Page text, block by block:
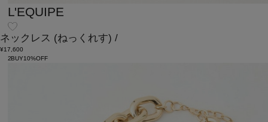
L'EQUIPE
ネックレス (ねっくれす) /
¥17,600
2BUY10%OFF